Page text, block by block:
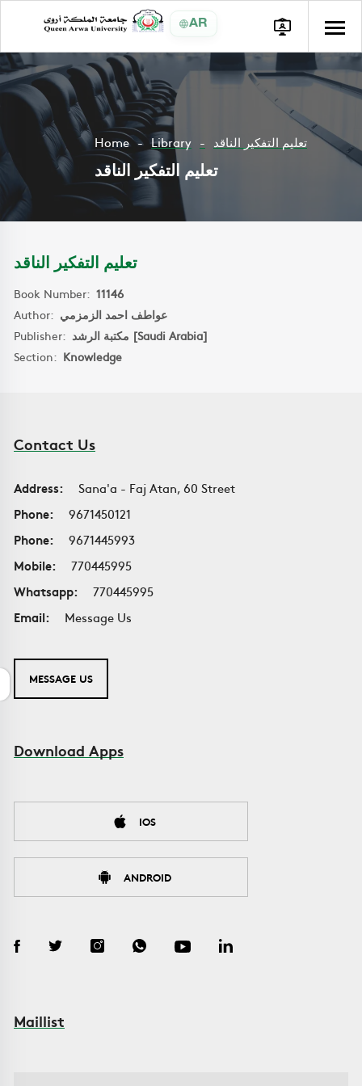
AR
Home Library تعليم التفكير الناقد
تعليم التفكير الناقد
تعليم التفكير الناقد
Book Number: 11146
Author: عواطف احمد الزمزمي
Publisher:
مكتبة الرشد [Saudi Arabia]
Section: Knowledge
Contact Us
Address:
Sana'a - Faj Atan, 60 Street
Phone:
9671450121
Phone:
9671445993
Mobile:
770445995
Whatsapp:
770445995
Email:
Message Us
MESSAGE US
Download Apps
IOS
ANDROID
Maillist